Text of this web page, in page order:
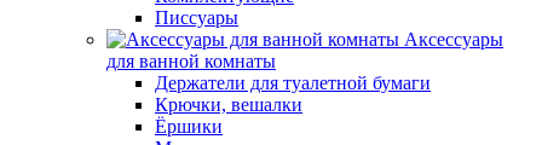
Писсуары
Аксессуары
для ванной комнаты
Держатели для туалетной бумаги
Крючки, вешалки
Ёршики